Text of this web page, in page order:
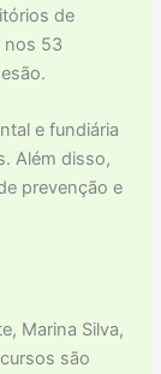
de
nos 53
e fundiária
Além disso,
prevenção e
Marina Silva,
são